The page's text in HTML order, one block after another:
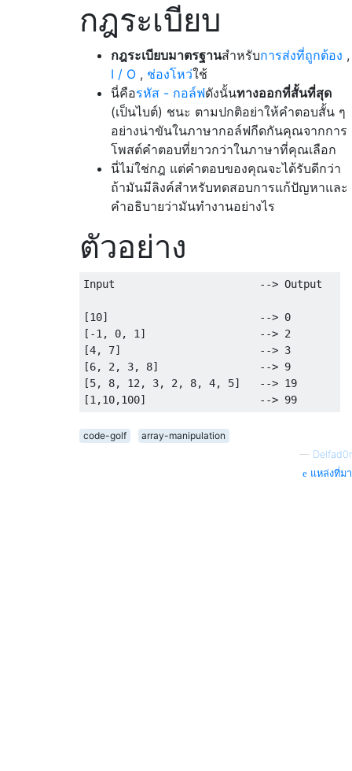
กฎระเบียบ
กฎระเบียบมาตรฐานสำหรับการส่งที่ถูกต้อง ,
I / O , ช่องโหว่ใช้
นี่คือรหัส - กอล์ฟดังนั้นทางออกที่สั้นที่สุด
(เป็นไบต์) ชนะ ตามปกติอย่าให้คำตอบสั้น ๆ
อย่างน่าขันในภาษากอล์ฟกีดกันคุณจากการ
โพสต์คำตอบที่ยาวกว่าในภาษาที่คุณเลือก
นี่ไม่ใช่กฎ แต่คำตอบของคุณจะได้รับดีกว่า
ถ้ามันมีลิงค์สำหรับทดสอบการแก้ปัญหาและ
คำอธิบายว่ามันทำงานอย่างไร
ตัวอย่าง
Input                       --> Output
[10]                        --> 0
[-1, 0, 1]                  --> 2
[4, 7]                      --> 3
[6, 2, 3, 8]                --> 9
[5, 8, 12, 3, 2, 8, 4, 5]   --> 19
code-golf
array-manipulation
— Delfad0r
แหล่งที่มา